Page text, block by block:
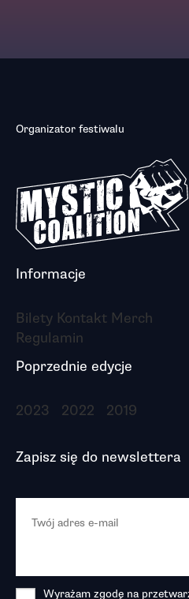
Organizator festiwalu
Informacje
Bilety Kontakt Merch
Regulamin
Poprzednie edycje
2023 2022 2019
Zapisz się do newslettera
Wyrażam zgodę na